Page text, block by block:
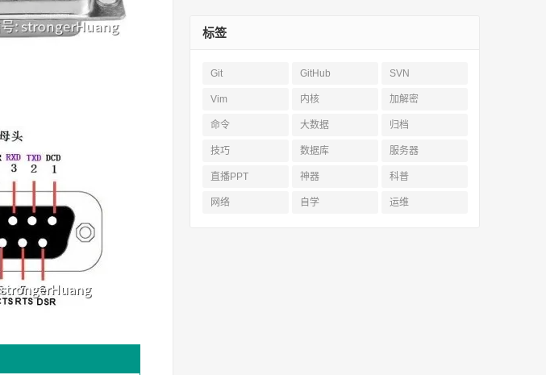
标签
Git GitHub SVN
Vim 内核 加解密
命令 大数据 归档
技巧 数据库 服务器
直播PPT 神器 科普
网络 自学 运维